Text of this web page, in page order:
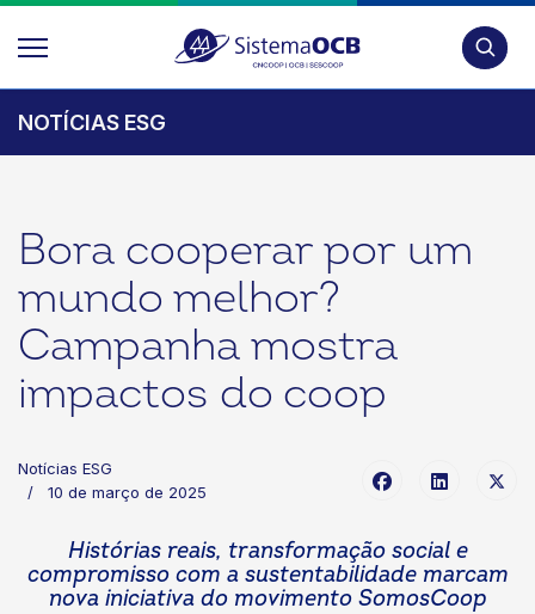
NOTÍCIAS ESG
Bora cooperar por um
mundo melhor?
Campanha mostra
impactos do coop
Notícias ESG
10 de março de 2025
Histórias reais, transformaçãosocial e
compromisso com a sustentabilidade marcam
nova iniciativa do movimento SomosCoop